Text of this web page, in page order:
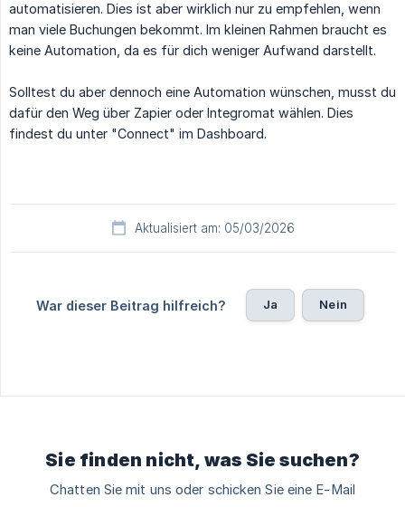
automatisieren. Dies ist aber wirklich nur zu empfehlen, wenn
man viele Buchungen bekommt. Im kleinen Rahmen braucht es
keine Automation, da es für dich weniger Aufwand darstellt.
Solltest du aber dennoch eine Automation wünschen, musst du
dafür den Weg über Zapier oder Integromat wählen. Dies
findest du unter "Connect" im Dashboard.
Aktualisiert am: 05/03/2026
War dieser Beitrag hilfreich? Ja Nein
Sie finden nicht, was Sie suchen?
Chatten Sie mit uns oder schicken Sie eine E-Mail